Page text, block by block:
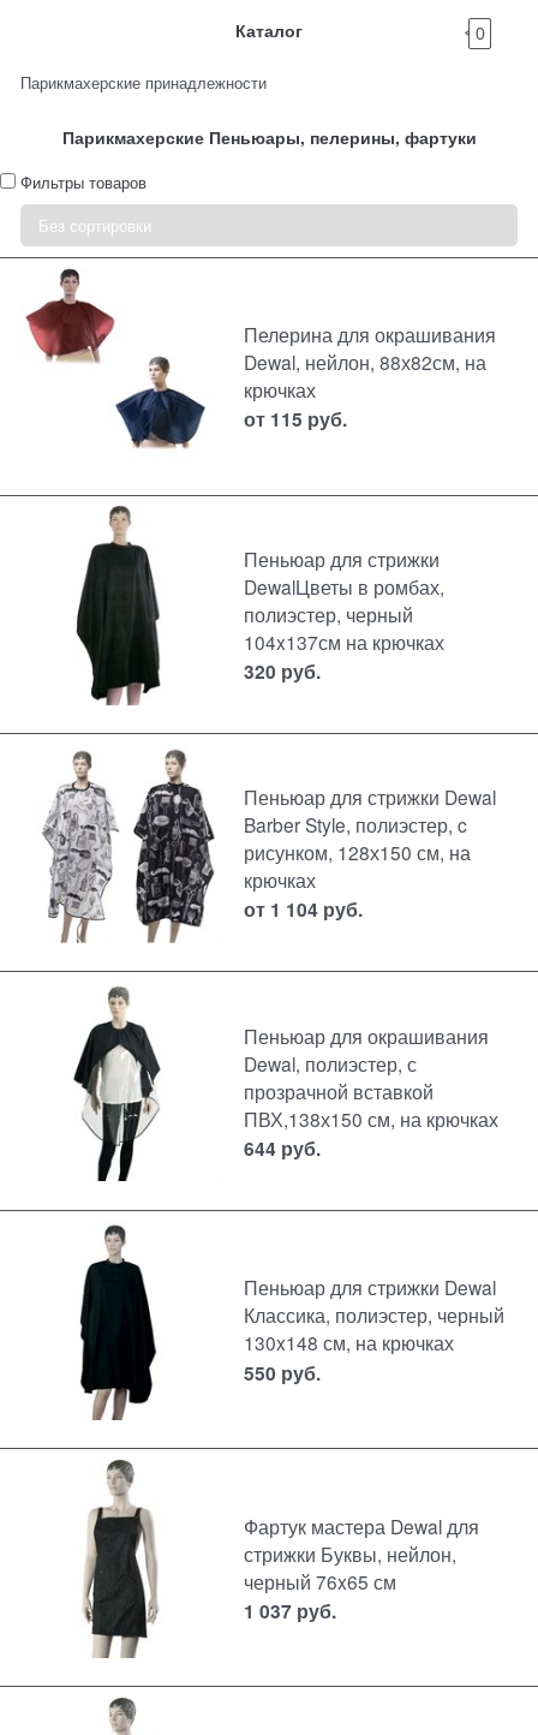
Каталог 0
Парикмахерские принадлежности
Парикмахерские Пеньюары, пелерины, фартуки
Фильтры товаров
Пелерина для окрашивания
Dewal, нейлон, 88х82см, на
крючках
от 115 руб.
Пеньюар для стрижки
DewalЦветы в ромбах,
полиэстер, черный
104x137см на крючках
320 руб.
Пеньюар для стрижки Dewal
Barber Style, полиэстер, c
рисунком, 128х150 см, на
крючках
от 1 104 руб.
Пеньюар для окрашивания
Dewal, полиэстер, с
прозрачной вставкой
ПВХ,138х150 см, на крючках
644 руб.
Пеньюар для стрижки Dewal
Классика, полиэстер, черный
130x148 см, на крючках
550 руб.
Фартук мастера Dewal для
стрижки Буквы, нейлон,
черный 76x65 см
1 037 руб.